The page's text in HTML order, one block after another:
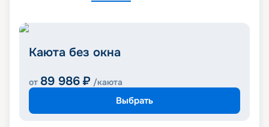
Каюта без окна
от 89 986 ₽ /каюта
Выбрать